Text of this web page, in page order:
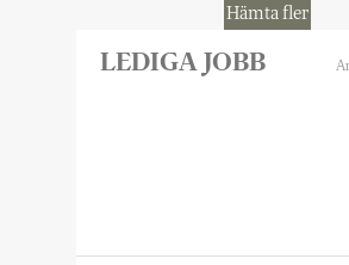
Hämta fler